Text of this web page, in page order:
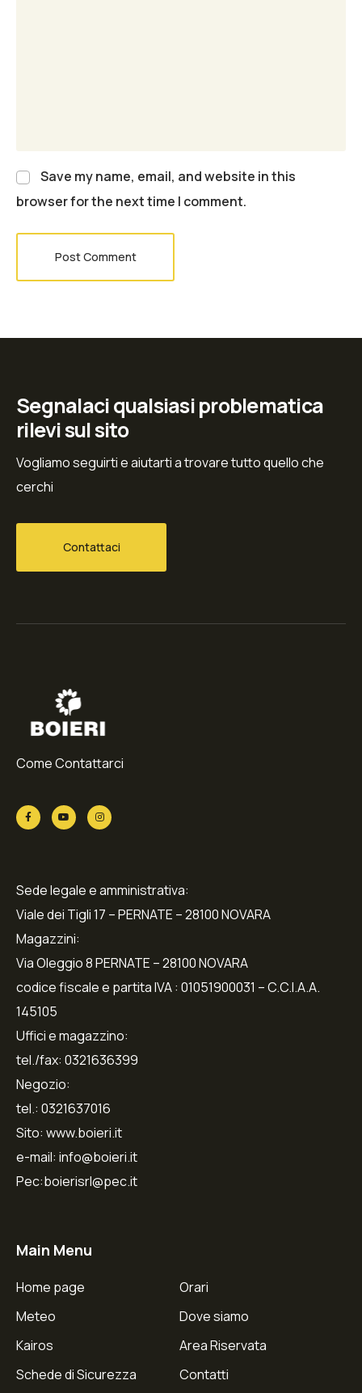
Save my name, email, and website in this
browser for the next time I comment.
Post Comment
Segnalaci qualsiasi problematica
rilevi sul sito
Vogliamo seguirti e aiutarti a trovare tutto quello che
cerchi
Contattaci
Come Contattarci
Sede legale e amministrativa:
Viale dei Tigli 17 – PERNATE – 28100 NOVARA
Magazzini:
Via Oleggio 8 PERNATE – 28100 NOVARA
codice fiscale e partita IVA : 01051900031 – C.C.I.A.A.
145105
Uffici e magazzino:
tel./fax: 0321636399
Negozio:
tel.: 0321637016
Sito: www.boieri.it
e-mail: info@boieri.it
Pec:boierisrl@pec.it
Main Menu
Home page
Meteo
Kairos
Schede di Sicurezza
Orari
Dove siamo
Area Riservata
Contatti